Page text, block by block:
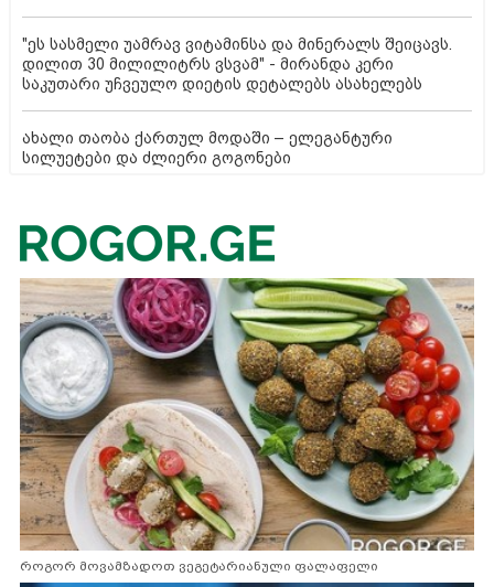
"ეს სასმელი უამრავ ვიტამინსა და მინერალს შეიცავს.
დილით 30 მილილიტრს ვსვამ" - მირანდა კერი
საკუთარი უჩვეულო დიეტის დეტალებს ასახელებს
ახალი თაობა ქართულ მოდაში – ელეგანტური
სილუეტები და ძლიერი გოგონები
როგორ მოვამზადოთ ვეგეტარიანული ფალაფელი